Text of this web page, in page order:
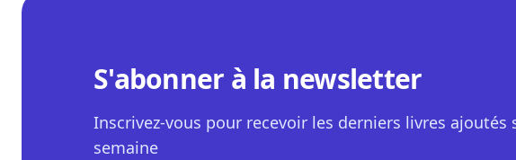
S'abonner à la newsletter
Inscrivez-vous pour recevoir les derniers livres ajoutés
semaine